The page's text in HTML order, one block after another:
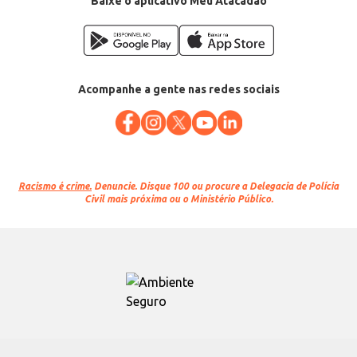
Acompanhe a gente nas redes sociais
Racismo é crime. Denuncie. Disque 100 ou procure a Delegacia de Polícia
Civil mais próxima ou o Ministério Público.